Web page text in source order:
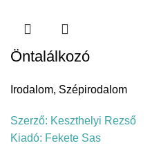
Öntalálkozó
Irodalom, Szépirodalom
Szerző: Keszthelyi Rezső
Kiadó: Fekete Sas